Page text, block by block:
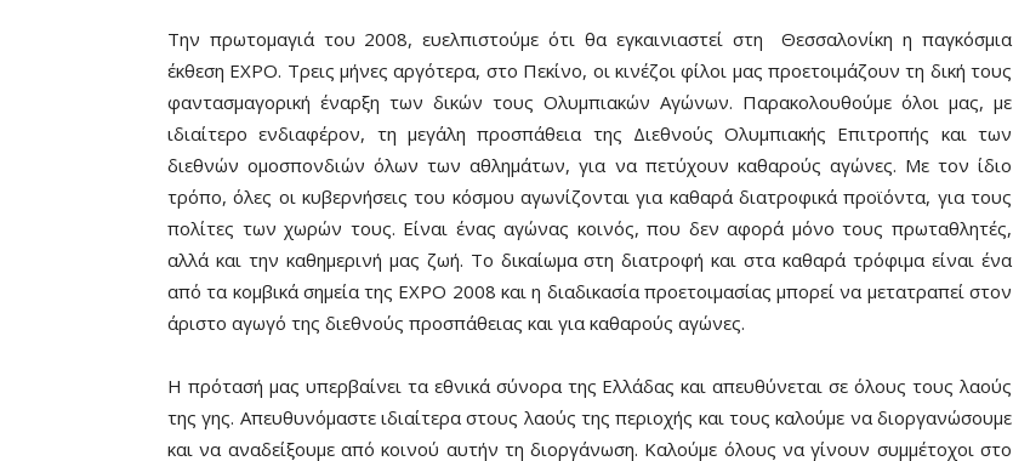
Την πρωτομαγιά του 2008, ευελπιστούμε ότι θα εγκαινιαστεί στη Θεσσαλονίκη η παγκόσμια
έκθεση EXPO. Τρεις μήνες αργότερα, στο Πεκίνο, οι κινέζοι φίλοι μας προετοιμάζουν τη δική τους
φαντασμαγορική έναρξη των δικών τους Ολυμπιακών Αγώνων. Παρακολουθούμε όλοι μας, με
ιδιαίτερο ενδιαφέρον, τη μεγάλη προσπάθεια της Διεθνούς Ολυμπιακής Επιτροπής και των
διεθνών ομοσπονδιών όλων των αθλημάτων, για να πετύχουν καθαρούς αγώνες. Με τον ίδιο
τρόπο, όλες οι κυβερνήσεις του κόσμου αγωνίζονται για καθαρά διατροφικά προϊόντα, για τους
πολίτες των χωρών τους. Είναι ένας αγώνας κοινός, που δεν αφορά μόνο τους πρωταθλητές,
αλλά και την καθημερινή μας ζωή. Το δικαίωμα στη διατροφή και στα καθαρά τρόφιμα είναι ένα
από τα κομβικά σημεία της EXPO 2008 και η διαδικασία προετοιμασίας μπορεί να μετατραπεί στον
άριστο αγωγό της διεθνούς προσπάθειας και για καθαρούς αγώνες.
Η πρότασή μας υπερβαίνει τα εθνικά σύνορα της Ελλάδας και απευθύνεται σε όλους τους λαούς
της γης. Απευθυνόμαστε ιδιαίτερα στους λαούς της περιοχής και τους καλούμε να διοργανώσουμε
και να αναδείξουμε από κοινού αυτήν τη διοργάνωση. Καλούμε όλους να γίνουν συμμέτοχοι στο